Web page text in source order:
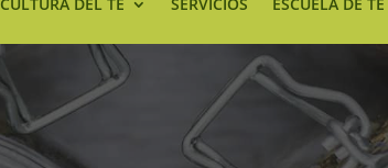
CULTURA DEL TÉ SERVICIOS ESCUELA DE TÉ